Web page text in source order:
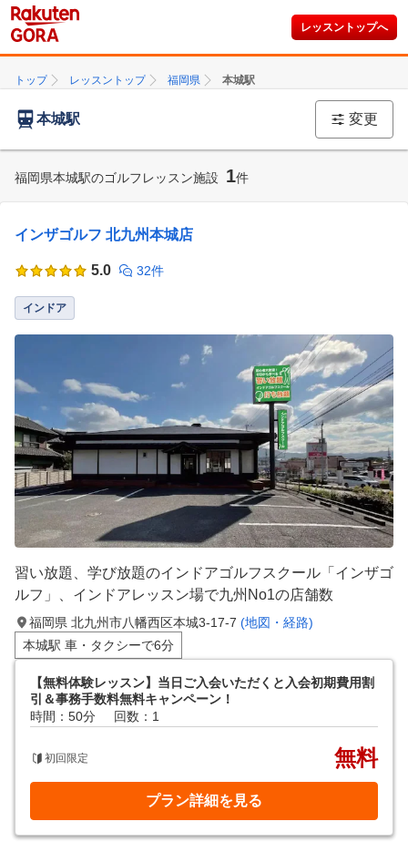
レッスントップへ
トップ レッスントップ 福岡県 本城駅
本城駅 変更
福岡県本城駅のゴルフレッスン施設 1件
インザゴルフ 北九州本城店
5.0 32件
インドア
習い放題、学び放題のインドアゴルフスクール「インザゴ
ルフ」、インドアレッスン場で九州No1の店舗数
福岡県 北九州市八幡西区本城3-17-7 (地図・経路)
本城駅 車・タクシーで6分
【無料体験レッスン】当日ご入会いただくと入会初期費用割
引＆事務手数料無料キャンペーン！
時間：50分
回数：1
初回限定 無料
プラン詳細を見る